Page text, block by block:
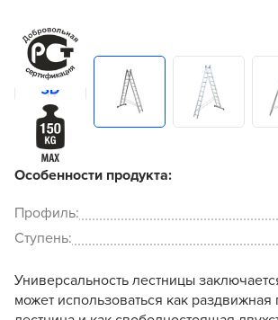
Особенности продукта:
Профиль:
Ступень:
Универсальность лестницы
может использоваться как раздвижная